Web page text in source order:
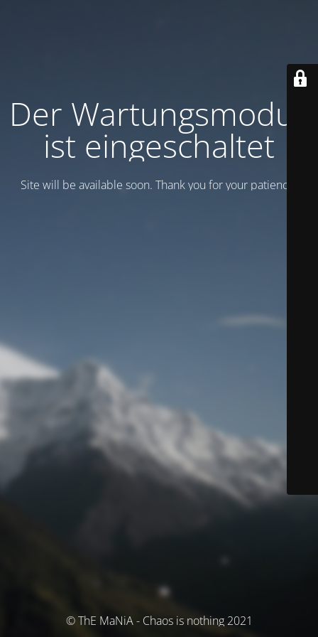
Der Wartungsmodus
ist eingeschaltet
Site will be available soon. Thank you for your patience!
© ThE MaNiA - Chaos is nothing 2021